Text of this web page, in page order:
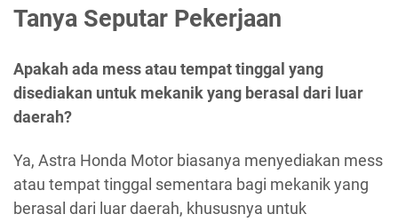
Tanya Seputar Pekerjaan
Apakah ada mess atau tempat tinggal yang
disediakan untuk mekanik yang berasal dari luar
daerah?
Ya, Astra Honda Motor biasanya menyediakan mess
atau tempat tinggal sementara bagi mekanik yang
berasal dari luar daerah, khususnya untuk